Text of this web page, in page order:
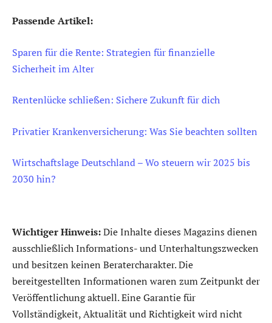
Passende Artikel:
Sparen für die Rente: Strategien für finanzielle
Sicherheit im Alter
Rentenlücke schließen: Sichere Zukunft für dich
Privatier Krankenversicherung: Was Sie beachten sollten
Wirtschaftslage Deutschland – Wo steuern wir 2025 bis
2030 hin?
Wichtiger Hinweis:Die Inhalte dieses Magazins dienen
ausschließlich Informations- und Unterhaltungszwecken
und besitzen keinen Beratercharakter. Die
bereitgestellten Informationen waren zum Zeitpunkt der
Veröffentlichung aktuell. Eine Garantie für
Vollständigkeit, Aktualität und Richtigkeit wird nicht